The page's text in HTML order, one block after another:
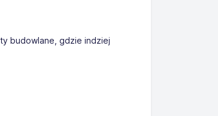
budowlane, gdzie indziej